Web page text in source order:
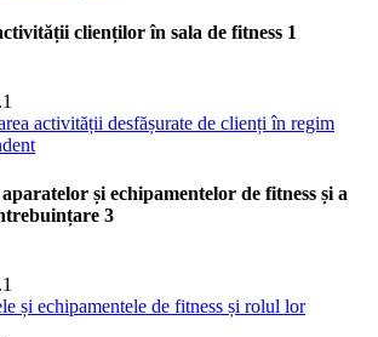
clienților în sala de fitness 1
activității desfășurate de clienți în regim
și echipamentelor de fitness și a
3
și echipamentele de fitness și rolul lor